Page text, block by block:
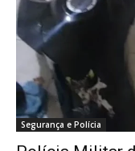
Segurança e Polícia